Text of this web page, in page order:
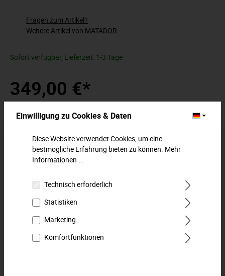
Fragen zum Artikel?
Weitere Artikel von MATADOR
Sofort verfügbar, Lieferzeit: 1-3 Tage
349,00 €*
Zum Merkzettel hinzufügen
Beschreibung
Unsere Klassiker in perfekter Ordnung. Bestens organisiert
mit den zweifarbigen MTS-Modulen. MTS-Werkzeugmodul:
Steckschlüs…Mehr
Einwilligung zu Cookies & Daten
Diese Website verwendet Cookies, um eine
bestmögliche Erfahrung bieten zu können. Mehr
Informationen ...
Technisch erforderlich
Statistiken
Marketing
Komfortfunktionen